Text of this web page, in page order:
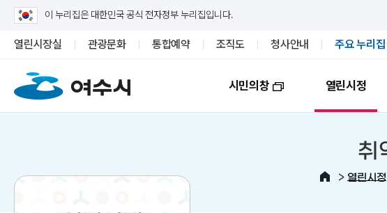
이 누리집은 대한민국 공식 전자정부 누리집입니다.
열린시장실 관광문화 통합예약 조직도 청사안내 주요 누리집
시민의창 열린시정
취
> 열린시정